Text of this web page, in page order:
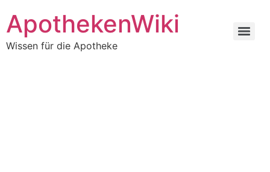
ApothekenWiki
Wissen für die Apotheke